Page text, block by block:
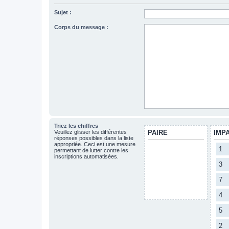
Sujet :
Corps du message :
Triez les chiffres
Veuillez glisser les différentes
réponses possibles dans la liste
appropriée. Ceci est une mesure
permettant de lutter contre les
inscriptions automatisées.
PAIRE
1
3
7
4
5
2